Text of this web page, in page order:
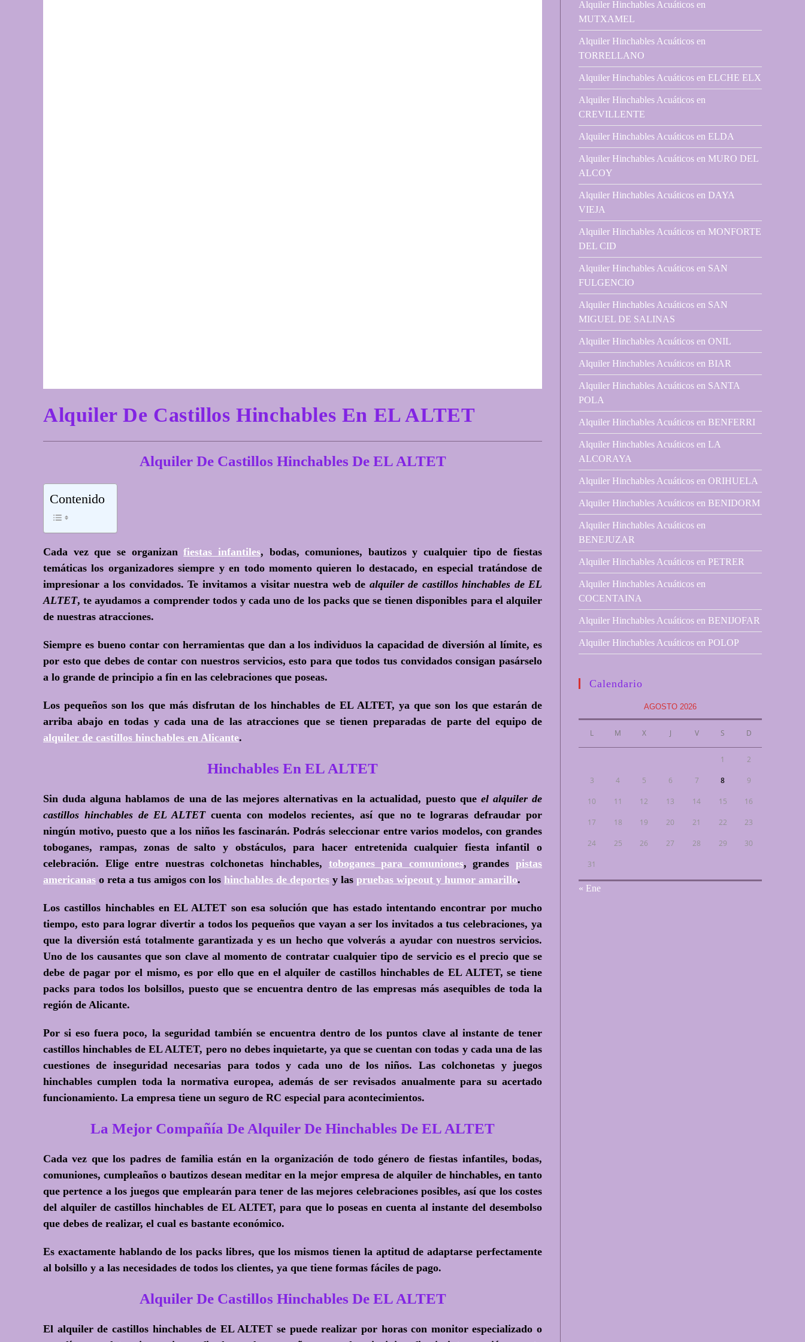
Alquiler De Castillos Hinchables En EL ALTET
Alquiler De Castillos Hinchables De EL ALTET
Contenido
Cada vez que se organizanfiestas infantiles, bodas, comuniones, bautizos y cualquier tipo de fiestas
temáticas los organizadores siempre y en todo momento quieren lo destacado, en especial tratándose de
impresionar a los convidados. Te invitamos a visitar nuestra web de alquiler de castillos hinchables de EL
ALTET, te ayudamos a comprender todos y cada uno de los packs que se tienen disponibles para el alquiler
de nuestras atracciones.
Siempre es bueno contar con herramientas que dan a los individuos la capacidad de diversión al límite, es
por esto que debes de contar con nuestros servicios, esto para que todos tus convidados consigan pasárselo
a lo grande de principio a fin en las celebraciones que poseas.
Los pequeños son los que más disfrutan de los hinchables de EL ALTET, ya que son los que estarán de
arriba abajo en todas y cada una de las atracciones que se tienen preparadas de parte del equipo de
alquiler de castillos hinchables en Alicante.
Hinchables En EL ALTET
Sin duda alguna hablamos de una de las mejores alternativas en la actualidad, puesto que el alquiler de
castillos hinchables de EL ALTETcuenta con modelos recientes, así que no te lograras defraudar por
ningún motivo, puesto que a los niños les fascinarán. Podrás seleccionar entre varios modelos, con grandes
toboganes, rampas, zonas de salto y obstáculos, para hacer entretenida cualquier fiesta infantil o
celebración. Elige entre nuestras colchonetas hinchables, toboganes para comuniones, grandespistas
americanas o reta a tus amigos con los hinchables de deportes y las pruebas wipeout y humor amarillo.
Los castillos hinchables en EL ALTET son esa solución que has estado intentando encontrar por mucho
tiempo, esto para lograr divertir a todos los pequeños que vayan a ser los invitados a tus celebraciones, ya
que la diversión está totalmente garantizada y es un hecho que volverás a ayudar con nuestros servicios.
Uno de los causantes que son clave al momento de contratar cualquier tipo de servicio es el precio que se
debe de pagar por el mismo, es por ello que en el alquiler de castillos hinchables de EL ALTET, se tiene
packs para todos los bolsillos, puesto que se encuentra dentro de las empresas más asequibles de toda la
región de Alicante.
Por si eso fuera poco, la seguridad también se encuentra dentro de los puntos clave al instante de tener
castillos hinchables de EL ALTET, pero no debes inquietarte, ya que se cuentan con todas y cada una de las
cuestiones de inseguridad necesarias para todos y cada uno de los niños. Las colchonetas y juegos
hinchables cumplen toda la normativa europea, además de ser revisados anualmente para su acertado
funcionamiento. La empresa tiene un seguro de RC especial para acontecimientos.
La Mejor Compañía De Alquiler De Hinchables De EL ALTET
Cada vez que los padres de familia están en la organización de todo género de fiestas infantiles, bodas,
comuniones, cumpleaños o bautizos desean meditar en la mejor empresa de alquiler de hinchables, en tanto
que pertence a los juegos que emplearán para tener de las mejores celebraciones posibles, así que los costes
del alquiler de castillos hinchables de EL ALTET, para que lo poseas en cuenta al instante del desembolso
que debes de realizar, el cual es bastante económico.
Es exactamente hablando de los packs libres, que los mismos tienen la aptitud de adaptarse perfectamente
al bolsillo y a las necesidades de todos los clientes, ya que tiene formas fáciles de pago.
Alquiler De Castillos Hinchables De EL ALTET
El alquiler de castillos hinchables de EL ALTET se puede realizar por horas con monitor especializado o
Alquiler Hinchables Acuáticos en
MUTXAMEL
Alquiler Hinchables Acuáticos en
TORRELLANO
Alquiler Hinchables Acuáticos en ELCHE ELX
Alquiler Hinchables Acuáticos en
CREVILLENTE
Alquiler Hinchables Acuáticos en ELDA
Alquiler Hinchables Acuáticos en MURO DEL
ALCOY
Alquiler Hinchables Acuáticos en DAYA
VIEJA
Alquiler Hinchables Acuáticos en MONFORTE
DEL CID
Alquiler Hinchables Acuáticos en SAN
FULGENCIO
Alquiler Hinchables Acuáticos en SAN
MIGUEL DE SALINAS
Alquiler Hinchables Acuáticos en ONIL
Alquiler Hinchables Acuáticos en BIAR
Alquiler Hinchables Acuáticos en SANTA
POLA
Alquiler Hinchables Acuáticos en BENFERRI
Alquiler Hinchables Acuáticos en LA
ALCORAYA
Alquiler Hinchables Acuáticos en ORIHUELA
Alquiler Hinchables Acuáticos en BENIDORM
Alquiler Hinchables Acuáticos en
BENEJUZAR
Alquiler Hinchables Acuáticos en PETRER
Alquiler Hinchables Acuáticos en
COCENTAINA
Alquiler Hinchables Acuáticos en BENIJOFAR
Alquiler Hinchables Acuáticos en POLOP
Calendario
AGOSTO 2026
L M X J V S D
1 2
3 4 5 6 7 8 9
10 11 12 13 14 15 16
17 18 19 20 21 22 23
24 25 26 27 28 29 30
31
« Ene